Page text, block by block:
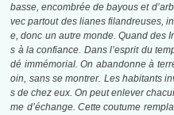
basse, encombrée de bayous et
vec partout des lianes filandreuses,
e, donc un autre monde. Quand des
s à la confiance. Dans l’esprit du
dé immémorial. On abandonne à
oin, sans se montrer. Les habitants
s de chez eux. On peut enlever
me d’échange. Cette coutume